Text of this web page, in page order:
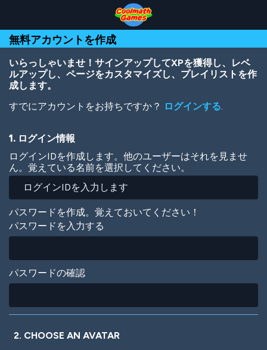
Top
of
Page
Navigation
Main
Content
Footer
ン
コ
ン
移
無料アカウントを作成
いらっしゃいませ！サインアップしてXPを獲得し、レベ
ルアップし、ページをカスタマイズし、プレイリストを作
成します。
すでにアカウントをお持ちですか？ ログインする.
1. ログイン情報
ログインIDを作成します。他のユーザーはそれを見ませ
ん。覚えている名前を選択してください。
パスワードを作成。覚えておいてください！
パスワードを入力する
パスワードの確認
2. CHOOSE AN AVATAR